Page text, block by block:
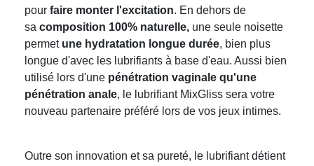
pour faire monter l'excitation. En dehors de
sa composition 100% naturelle, une seule noisette
permet une hydratation longue durée, bien plus
longue d'avec les lubrifiants à base d'eau. Aussi bien
utilisé lors d'une pénétration vaginale qu'une
pénétration anale, le lubrifiant MixGliss sera votre
nouveau partenaire préféré lors de vos jeux intimes.
Outre son innovation et sa pureté, le lubrifiant détient